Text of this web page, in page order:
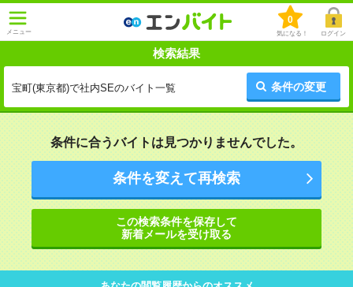
メニュー
0
気になる！ ログイン
検索結果
宝町(東京都)で社内SEのバイト一覧 条件の変更
条件に合うバイトは見つかりませんでした。
条件を変えて再検索
この検索条件を保存して
新着メールを受け取る